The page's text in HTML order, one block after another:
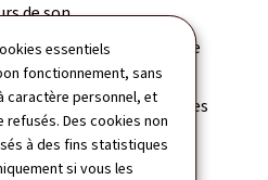
essentiels
fonctionnement, sans
caractère personnel, et
refusés. Des cookies non
à des fins statistiques
si vous les
de son
aux postes de radio et de
les aides auditives
de signal de porte